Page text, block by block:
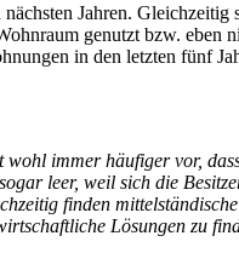
Jahren.
genutzt bzw.
in den letzten fünf
immer häufiger vor,
leer, weil sich die
finden
Lösungen zu